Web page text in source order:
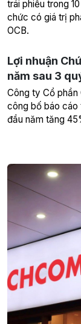
trái phiếu trong
chức có giá trị
OCB.
Lợi nhuận
năm sau 3
Công ty Cổ phần
công bố báo cáo
đầu năm tăng